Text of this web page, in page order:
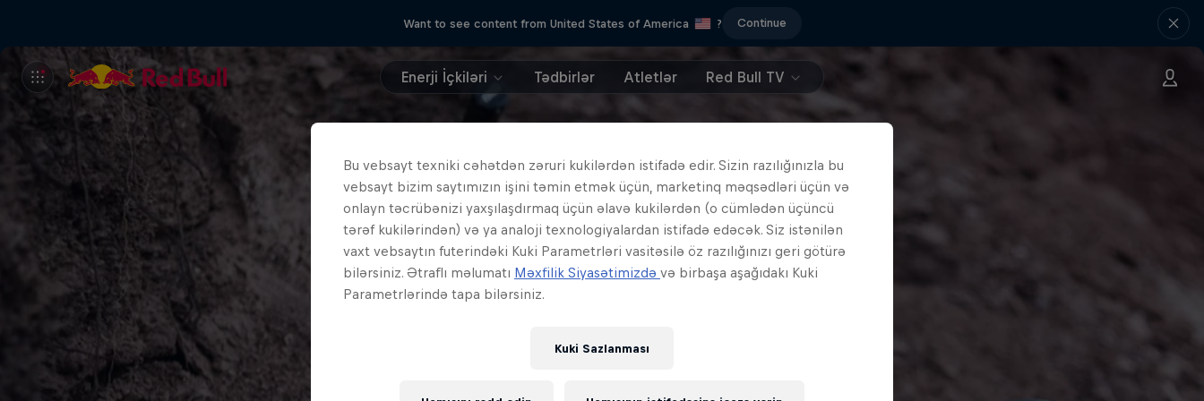
Want to see content from United States of America ? Continue
Enerji İçkiləri Tədbirlər Atletlər Red Bull TV
Bu vebsayt texniki cəhətdən zəruri kukilərdən istifadə edir. Sizin razılığınızla bu
vebsayt bizim saytımızın işini təmin etmək üçün, marketinq məqsədləri üçün və
onlayn təcrübənizi yaxşılaşdırmaq üçün əlavə kukilərdən (o cümlədən üçüncü
tərəf kukilərindən) və ya analoji texnologiyalardan istifadə edəcək. Siz istənilən
vaxt vebsaytın futerindəki Kuki Parametrləri vasitəsilə öz razılığınızı geri götürə
bilərsiniz. Ətraflı məlumatı Məxfilik Siyasətimizdə və birbaşa aşağıdakı Kuki
Parametrlərində tapa bilərsiniz.
Kuki Sazlanması